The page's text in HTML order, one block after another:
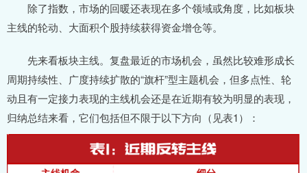
除了指数，市场的回暖还表现在多个领域或角度，比如板块
主线的轮动、大面积个股持续获得资金增仓等。
先来看板块主线。复盘最近的市场机会，虽然比较难形成长
周期持续性、广度持续扩散的“旗杆”型主题机会，但多点性、轮
动且有一定接力表现的主线机会还是在近期有较为明显的表现，
归纳总结来看，它们包括但不限于以下方向（见表1）：